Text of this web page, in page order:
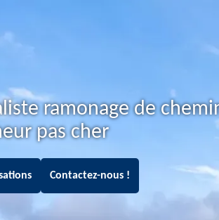
ramonage de
pas cher
Contactez-nous !